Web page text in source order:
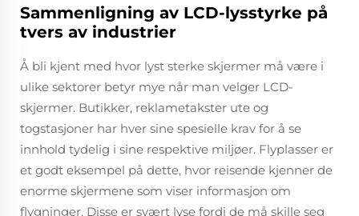
Sammenligning av LCD-lysstyrke på
tvers av industrier
Å bli kjent med hvor lyst sterke skjermer må være i
ulike sektorer betyr mye når man velger LCD-
skjermer. Butikker, reklametakster ute og
togstasjoner har hver sine spesielle krav for å se
innhold tydelig i sine respektive miljøer. Flyplasser er
et godt eksempel på dette, hvor reisende kjenner de
enorme skjermene som viser informasjon om
flygninger. Disse er svært lyse fordi de må skille seg